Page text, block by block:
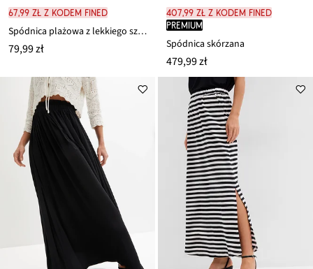
67,99 zł z kodem FINED
Spódnica plażowa z lekkiego szyfonu
79,99 zł
407,99 zł z kodem FINED
PREMIUM
Spódnica skórzana
479,99 zł